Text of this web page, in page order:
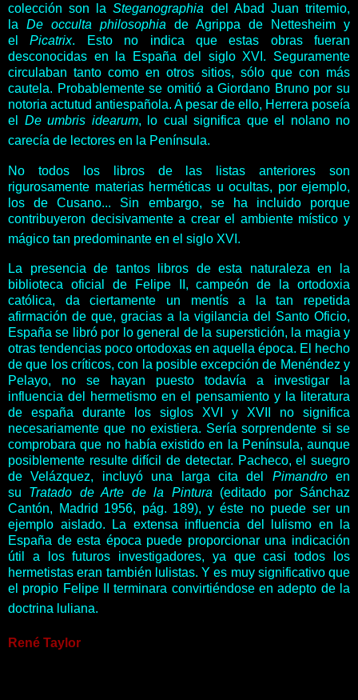
colección son laSteganographia del Abad Juan tritemio,
la De occulta philosophia de Agrippa de Nettesheim y
elPicatrix. Esto no indica que estas obras fueran
desconocidas en la España del siglo XVI. Seguramente
circulaban tanto como en otros sitios, sólo que con más
cautela. Probablemente se omitió a Giordano Bruno por su
notoria actutud antiespañola. A pesar de ello, Herrera poseía
el De umbris idearum, lo cual significa que el nolano no
carecía de lectores en la Península.
No todos los libros de las listas anteriores son
rigurosamente materias herméticas u ocultas, por ejemplo,
los de Cusano... Sin embargo, se ha incluido porque
contribuyeron decisivamente a crear el ambiente místico y
mágico tan predominante en el siglo XVI.
La presencia de tantos libros de esta naturaleza en la
biblioteca oficial de Felipe II, campeón de la ortodoxia
católica, da ciertamente un mentís a la tan repetida
afirmación de que, gracias a la vigilancia del Santo Oficio,
España se libró por lo general de la superstición, la magia y
otras tendencias poco ortodoxas en aquella época. El hecho
de que los críticos, con la posible excepción de Menéndez y
Pelayo, no se hayan puesto todavía a investigar la
influencia del hermetismo en el pensamiento y la literatura
de españa durante los siglos XVI y XVII no significa
necesariamente que no existiera. Sería sorprendente si se
comprobara que no había existido en la Península, aunque
posiblemente resulte difícil de detectar. Pacheco, el suegro
de Velázquez, incluyó una larga cita del Pimandroen
su Tratado de Arte de la Pintura (editado por Sánchaz
Cantón, Madrid 1956, pág. 189), y éste no puede ser un
ejemplo aislado. La extensa influencia del lulismo en la
España de esta época puede proporcionar una indicación
útil a los futuros investigadores, ya que casi todos los
hermetistas eran también lulistas. Y es muy significativo que
el propio Felipe II terminara convirtiéndose en adepto de la
doctrina luliana.
René Taylor